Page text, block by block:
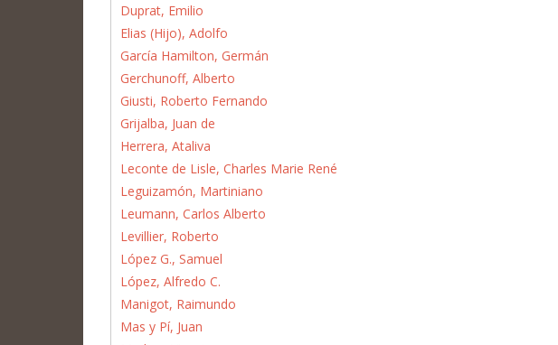
Duprat, Emilio
Elias (Hijo), Adolfo
García Hamilton, Germán
Gerchunoff, Alberto
Giusti, Roberto Fernando
Grijalba, Juan de
Herrera, Ataliva
Leconte de Lisle, Charles Marie René
Leguizamón, Martiniano
Leumann, Carlos Alberto
Levillier, Roberto
López G., Samuel
López, Alfredo C.
Manigot, Raimundo
Mas y Pí, Juan